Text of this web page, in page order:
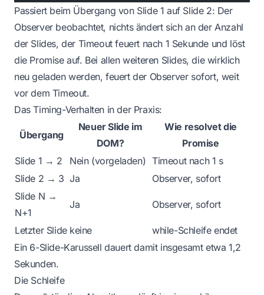
Passiert beim Übergang von Slide 1 auf Slide 2: Der
Observer beobachtet, nichts ändert sich an der Anzahl
der Slides, der Timeout feuert nach 1 Sekunde und löst
die Promise auf. Bei allen weiteren Slides, die wirklich
neu geladen werden, feuert der Observer sofort, weit
vor dem Timeout.
Das Timing-Verhalten in der Praxis:
Übergang
Neuer Slide im
DOM?
Wie resolvet die
Promise
Slide 1 → 2
Nein (vorgeladen) Timeout nach 1 s
Slide 2 → 3 Ja
Observer, sofort
Slide N →
N+1
Ja Observer, sofort
Letzter Slide keine
while-Schleife endet
Ein 6-Slide-Karussell dauert damit insgesamt etwa 1,2
Sekunden.
Die Schleife